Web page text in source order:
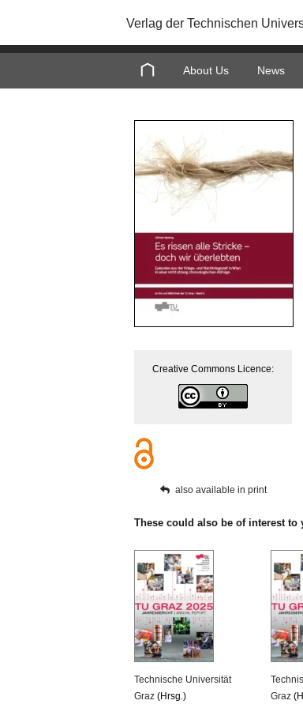
Verlag der Technischen
About Us News
Creative Commons Licence:
also available in print
These could also be of interest to
Technische Universität
Graz (Hrsg.)
Graz